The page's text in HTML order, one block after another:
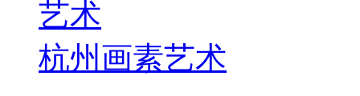
杭州画素艺术